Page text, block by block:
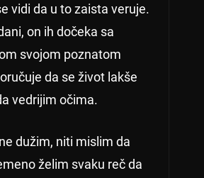
vidi da u to zaista veruje.
on ih dočeka sa
svojom poznatom
da se život lakše
vedrijim očima.
dužim, niti mislim da
želim svaku reč da